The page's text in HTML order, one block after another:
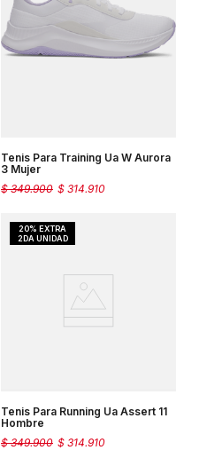
Tenis Para Training Ua W Aurora
3 Mujer
$ 314.910
$ 349.900
Tenis Para Running Ua Assert 11
Hombre
$ 314.910
$ 349.900